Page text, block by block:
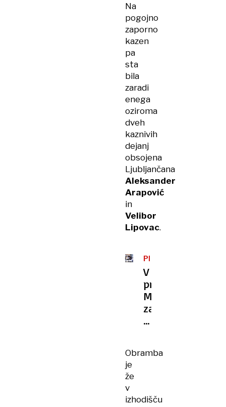
Na
pogojno
zaporno
kazen
pa
sta
bila
zaradi
enega
oziroma
dveh
kaznivih
dejanj
obsojena
Ljubljančana
Aleksander
Arapović
in
Velibor
Lipovac.
PREPRODAJA
DROG
V
primeru
Mafija
zaslišanje
policistov
nič
sta
Obramba
je
že
v
izhodišču